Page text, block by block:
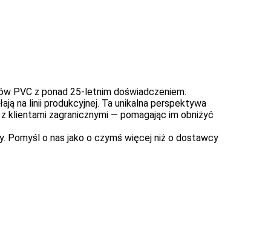
PVC z ponad 25-letnim doświadczeniem.
na linii produkcyjnej. Ta unikalna perspektywa
klientami zagranicznymi — pomagając im obniżyć
Pomyśl o nas jako o czymś więcej niż o dostawcy